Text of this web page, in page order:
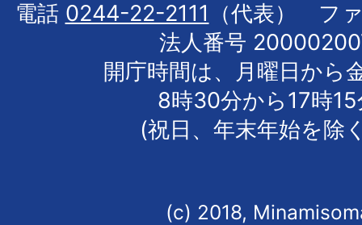
電話 0244-22-2111
（代表） フ
法人番号
開庁時間は、月曜日から
8時30分から17時
(祝日、年末年始を除
(c) 2018,